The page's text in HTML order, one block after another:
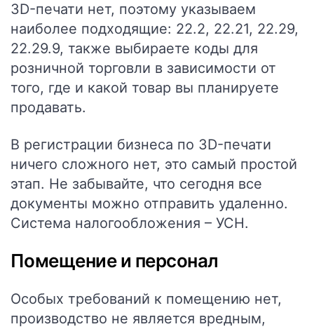
3D-печати нет, поэтому указываем
наиболее подходящие: 22.2, 22.21, 22.29,
22.29.9, также выбираете коды для
розничной торговли в зависимости от
того, где и какой товар вы планируете
продавать.
В регистрации бизнеса по 3D-печати
ничего сложного нет, это самый простой
этап. Не забывайте, что сегодня все
документы можно отправить удаленно.
Система налогообложения – УСН.
Помещение и персонал
Особых требований к помещению нет,
производство не является вредным,